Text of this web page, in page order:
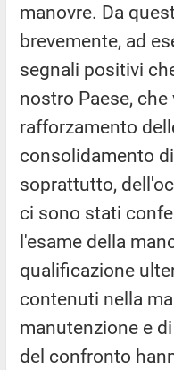
manovre. Da
brevemente, ad
segnali positivi
nostro Paese,
rafforzamento
consolidamento
soprattutto,
ci sono stati
l'esame della
qualificazione
contenuti nella
manutenzione e
del confronto